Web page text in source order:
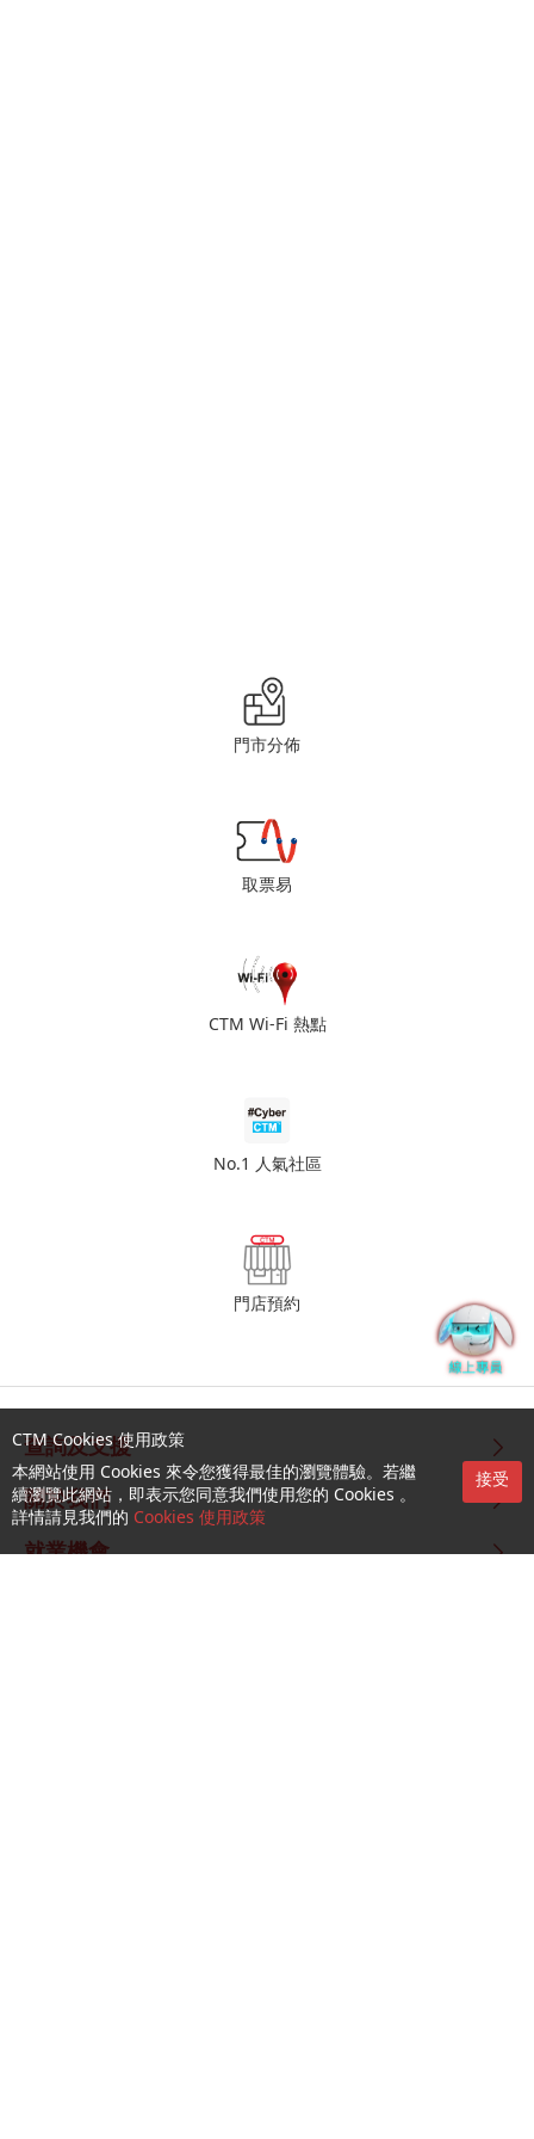
門市分佈
取票易
CTM Wi-Fi 熱點
No.1 人氣社區
門店預約
查詢及支援
關於我們
就業機會
CTM Cookies 使用政策
本網站使用 Cookies 來令您獲得最佳的瀏覽體驗。若繼
續瀏覽此網站，即表示您同意我們使用您的 Cookies 。
詳情請見我們的 Cookies 使用政策
接受